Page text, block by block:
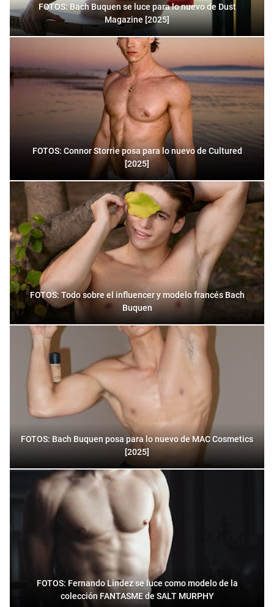
FOTOS: Bach Buquen se luce para lo nuevo de Dust
Magazine [2025]
FOTOS: Connor Storrie posa para lo nuevo de Cultured
[2025]
FOTOS: Todo sobre el influencer y modelo francés Bach
Buquen
FOTOS: Bach Buquen posa para lo nuevo de MAC Cosmetics
[2025]
FOTOS: Fernando Lindez se luce como modelo de la
colección FANTASME de SALT MURPHY